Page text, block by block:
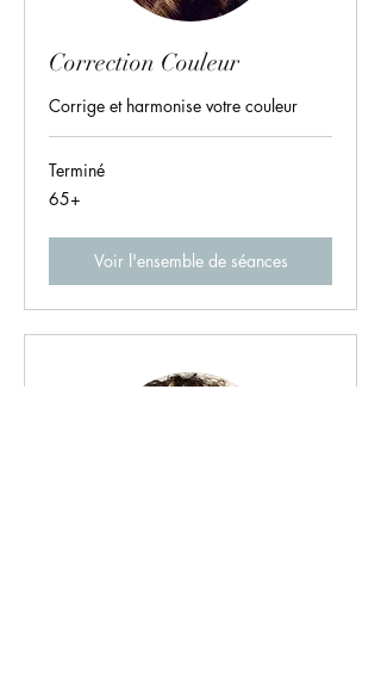
Correction Couleur
Corrige et harmonise votre couleur
Terminé
65+
65+
Voir l'ensemble de séances